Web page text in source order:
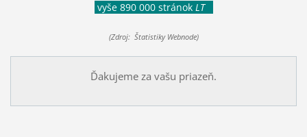
vyše 890 000 stránok LT
(Zdroj: Štatistiky Webnode)
Ďakujeme za vašu priazeň.